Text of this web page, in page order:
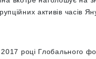
активів часів
році Глобального